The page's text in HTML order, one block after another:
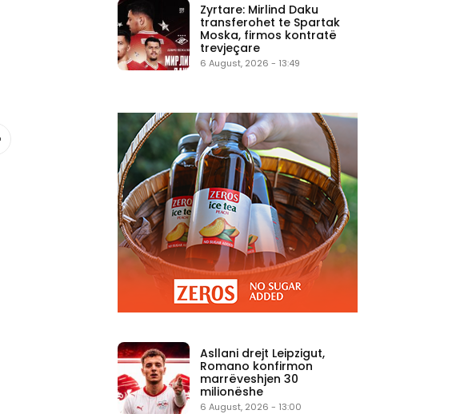
Zyrtare: Mirlind Daku
transferohet te Spartak
Moska, firmos kontratë
trevjeçare
6 August, 2026 - 13:49
Asllani drejt Leipzigut,
Romano konfirmon
marrëveshjen 30
milionëshe
6 August, 2026 - 13:00